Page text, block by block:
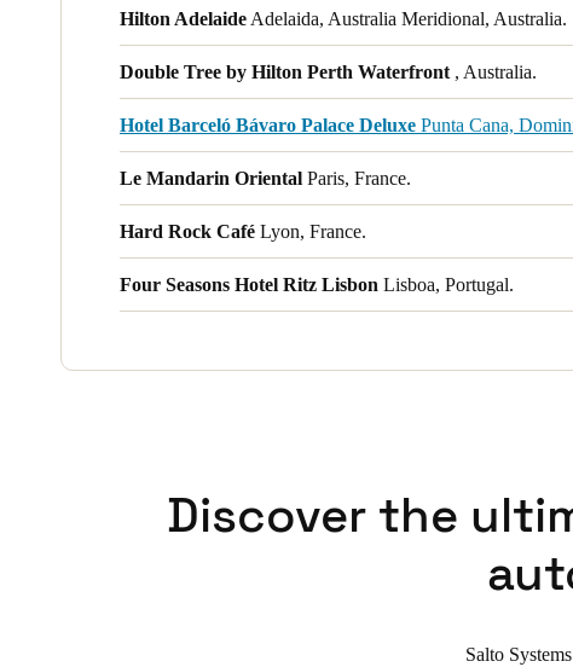
Hilton Adelaide Adelaida, Australia Meridional, Australia.
Double Tree by Hilton Perth Waterfront , Australia.
Hotel Barceló Bávaro Palace Deluxe Punta Cana,
Le Mandarin Oriental Paris, France.
Hard Rock Café Lyon, France.
Four Seasons Hotel Ritz Lisbon Lisboa, Portugal.
Discover the
Salto